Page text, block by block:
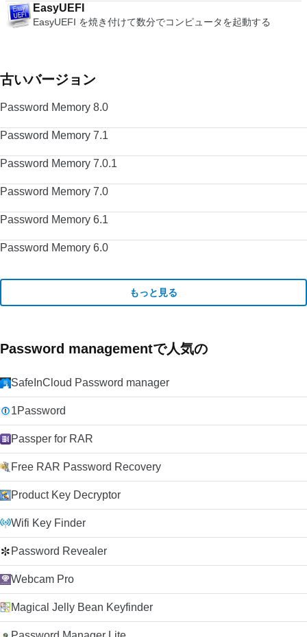
EasyUEFI
EasyUEFI を焼き付けて数分でコンピュータを起動する
古いバージョン
Password Memory 8.0
Password Memory 7.1
Password Memory 7.0.1
Password Memory 7.0
Password Memory 6.1
Password Memory 6.0
もっと見る
Password managementで人気の
SafeInCloud Password manager
1Password
Passper for RAR
Free RAR Password Recovery
Product Key Decryptor
Wifi Key Finder
Password Revealer
Webcam Pro
Magical Jelly Bean Keyfinder